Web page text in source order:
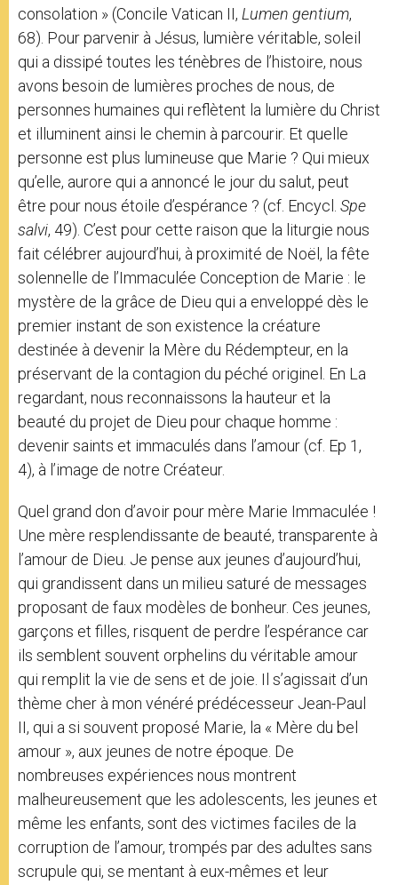
consolation » (Concile Vatican II, Lumen gentium,
68). Pour parvenir à Jésus, lumière véritable, soleil
qui a dissipé toutes les ténèbres de l’histoire, nous
avons besoin de lumières proches de nous, de
personnes humaines qui reflètent la lumière du Christ
et illuminent ainsi le chemin à parcourir. Et quelle
personne est plus lumineuse que Marie ? Qui mieux
qu’elle, aurore qui a annoncé le jour du salut, peut
être pour nous étoile d’espérance ? (cf. Encycl. Spe
salvi, 49). C’est pour cette raison que la liturgie nous
fait célébrer aujourd’hui, à proximité de Noël, la fête
solennelle de l’Immaculée Conception de Marie : le
mystère de la grâce de Dieu qui a enveloppé dès le
premier instant de son existence la créature
destinée à devenir la Mère du Rédempteur, en la
préservant de la contagion du péché originel. En La
regardant, nous reconnaissons la hauteur et la
beauté du projet de Dieu pour chaque homme :
devenir saints et immaculés dans l’amour (cf. Ep 1,
4), à l’image de notre Créateur.
Quel grand don d’avoir pour mère Marie Immaculée !
Une mère resplendissante de beauté, transparente à
l’amour de Dieu. Je pense aux jeunes d’aujourd’hui,
qui grandissent dans un milieu saturé de messages
proposant de faux modèles de bonheur. Ces jeunes,
garçons et filles, risquent de perdre l’espérance car
ils semblent souvent orphelins du véritable amour
qui remplit la vie de sens et de joie. Il s’agissait d’un
thème cher à mon vénéré prédécesseur Jean-Paul
II, qui a si souvent proposé Marie, la « Mère du bel
amour », aux jeunes de notre époque. De
nombreuses expériences nous montrent
malheureusement que les adolescents, les jeunes et
même les enfants, sont des victimes faciles de la
corruption de l’amour, trompés par des adultes sans
scrupule qui, se mentant à eux-mêmes et leur